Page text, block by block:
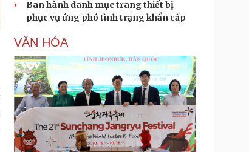
Ban hành danh mục trang thiết bị
phục vụ ứng phó tình trạng khẩn cấp
VĂN HÓA